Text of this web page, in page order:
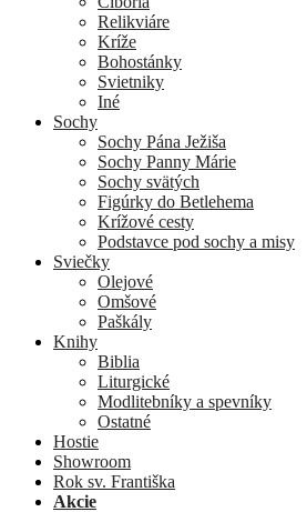
Relikviáre
Kríže
Bohostánky
Svietniky
Iné
Sochy
Sochy Pána Ježiša
Sochy Panny Márie
Sochy svätých
Figúrky do Betlehema
Krížové cesty
Podstavce pod sochy a misy
Sviečky
Olejové
Omšové
Paškály
Knihy
Biblia
Liturgické
Modlitebníky a spevníky
Ostatné
Hostie
Showroom
Rok sv. Františka
Akcie